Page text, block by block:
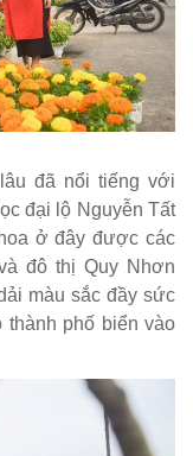
đã nổi tiếng với
đại lộ Nguyễn Tất
ở đây được các
đô thị Quy Nhơn
màu sắc đầy sức
thành phố biển vào